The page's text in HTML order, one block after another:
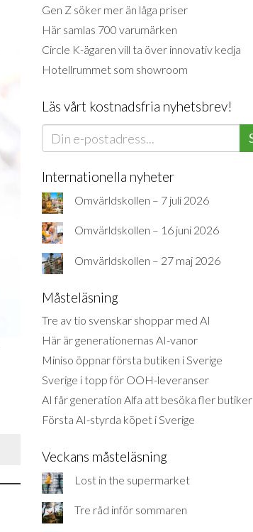
Gen Z söker mer än låga priser
Här samlas 700 varumärken
Circle K-ägaren vill ta över innovativ kedja
Hotellrummet som showroom
Läs vårt kostnadsfria nyhetsbrev!
Internationella nyheter
Omvärldskollen – 7 juli 2026
Omvärldskollen – 16 juni 2026
Omvärldskollen – 27 maj 2026
Måsteläsning
Tre av tio svenskar shoppar med AI
Här är generationernas AI-vanor
Miniso öppnar första butiken i Sverige
Sverige i topp för OOH-leveranser
AI får generation Alfa att besöka fler butiker
Första AI-styrda köpet i Sverige
Veckans måsteläsning
Lost in the supermarket
Tre råd inför sommaren